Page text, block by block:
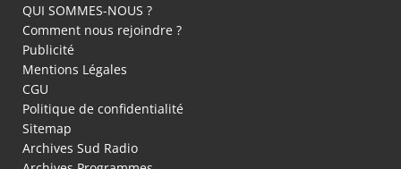
QUI SOMMES-NOUS ?
Comment nous rejoindre ?
Publicité
Mentions Légales
CGU
Politique de confidentialité
Sitemap
Archives Sud Radio